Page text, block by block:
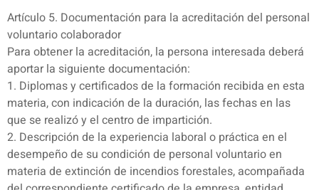
Artículo 5. Documentación para la acreditación del personal
voluntario colaborador
Para obtener la acreditación, la persona interesada deberá
aportar la siguiente documentación:
1. Diplomas y certificados de la formación recibida en esta
materia, con indicación de la duración, las fechas en las
que se realizó y el centro de impartición.
2. Descripción de la experiencia laboral o práctica en el
desempeño de su condición de personal voluntario en
materia de extinción de incendios forestales, acompañada